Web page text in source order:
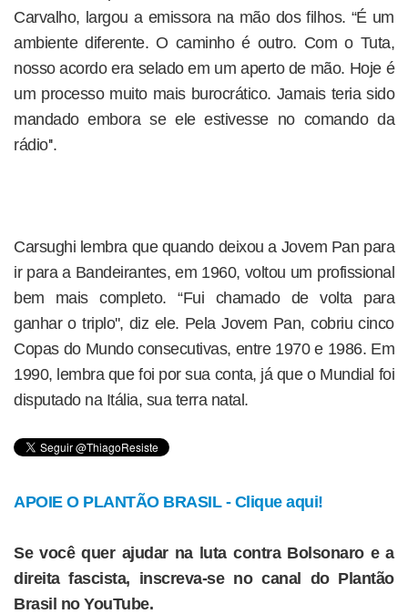
Carvalho, largou a emissora na mão dos filhos. “É um
ambiente diferente. O caminho é outro. Com o Tuta,
nosso acordo era selado em um aperto de mão. Hoje é
um processo muito mais burocrático. Jamais teria sido
mandado embora se ele estivesse no comando da
rádio''.
Carsughi lembra que quando deixou a Jovem Pan para
ir para a Bandeirantes, em 1960, voltou um profissional
bem mais completo. “Fui chamado de volta para
ganhar o triplo'', diz ele. Pela Jovem Pan, cobriu cinco
Copas do Mundo consecutivas, entre 1970 e 1986. Em
1990, lembra que foi por sua conta, já que o Mundial foi
disputado na Itália, sua terra natal.
APOIE O PLANTÃO BRASIL - Clique aqui!
Se você quer ajudar na luta contra Bolsonaro e a
direita fascista, inscreva-se no canal do Plantão
Brasil no YouTube.